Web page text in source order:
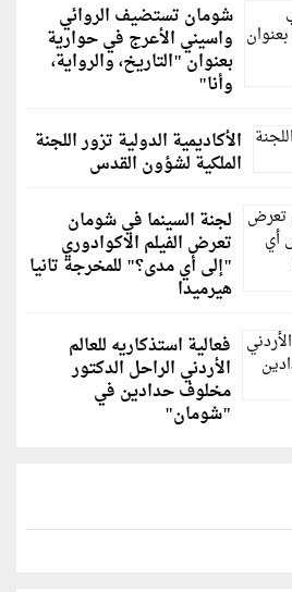
شومان تستضيف الروائي
واسيني الأعرج في حوارية
بعنوان "التاريخ، والرواية،
وأنا"
الأكاديمية الدولية تزور اللجنة
الملكية لشؤون القدس
لجنة السينما في شومان
تعرض الفيلم الاكوادوري
"إلى أي مدى؟" للمخرجة تانيا
هيرميدا
فعالية استذكاريه للعالم
الأردني الراحل الدكتور
مخلوف حدادين في
"شومان"